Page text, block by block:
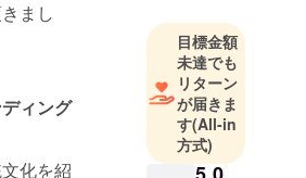
まし
ディング
化を紹
ら、日本の
伝統文化で
世界中の人
に感動を与
えていきた
いという想
いで、個人
目標金額
未達でも
リターン
が届きま
す(All-in
方式)